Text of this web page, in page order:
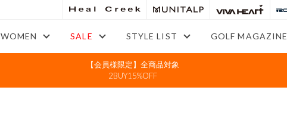
WOMEN SALE STYLE LIST GOLF MAGAZINE
【会員様限定】全商品対象
2BUY15%OFF